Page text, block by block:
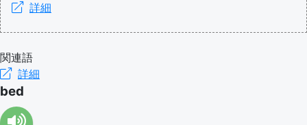
詳細
関連語
詳細
bed